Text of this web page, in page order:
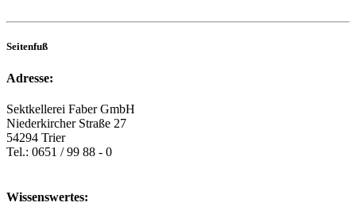
Seitenfuß
Adresse:
Sektkellerei Faber GmbH
Niederkircher Straße 27
54294 Trier
Tel.: 0651 / 99 88 - 0
Wissenswertes: